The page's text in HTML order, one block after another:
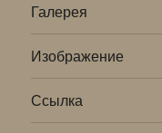
Галерея
Изображение
Ссылка